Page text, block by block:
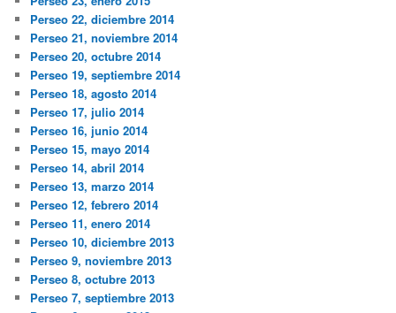
Perseo 22, diciembre 2014
Perseo 21, noviembre 2014
Perseo 20, octubre 2014
Perseo 19, septiembre 2014
Perseo 18, agosto 2014
Perseo 17, julio 2014
Perseo 16, junio 2014
Perseo 15, mayo 2014
Perseo 14, abril 2014
Perseo 13, marzo 2014
Perseo 12, febrero 2014
Perseo 11, enero 2014
Perseo 10, diciembre 2013
Perseo 9, noviembre 2013
Perseo 8, octubre 2013
Perseo 7, septiembre 2013